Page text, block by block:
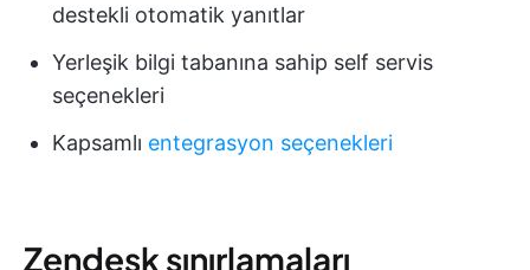
destekli otomatik yanıtlar
Yerleşik bilgi tabanına sahip self servis
seçenekleri
Kapsamlı entegrasyon seçenekleri
Zendesk sınırlamaları